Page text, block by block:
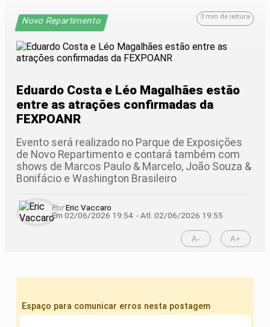
Novo Repartimento 3 min de leitura
Eduardo Costa e Léo Magalhães estão
entre as atrações confirmadas da
FEXPOANR
Evento será realizado no Parque de Exposições
de Novo Repartimento e contará também com
shows de Marcos Paulo & Marcelo, João Souza &
Bonifácio e Washington Brasileiro
PorEric Vaccaro
Em 02/06/2026 19:54 - Atl. 02/06/2026 19:55
A- A+
Espaço para comunicar erros nesta postagem